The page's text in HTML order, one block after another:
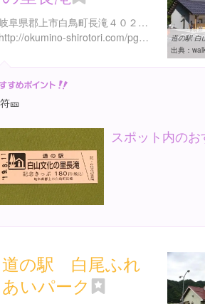
岐阜県郡上市白鳥町長滝４０２-１９
http://okumino-shirotori.com/pg728.html
出典：
🎫
スポット内のお
道の駅 白尾ふれ
あいパーク